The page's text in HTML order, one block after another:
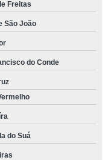
Freitas
São João
do Conde
do Suá